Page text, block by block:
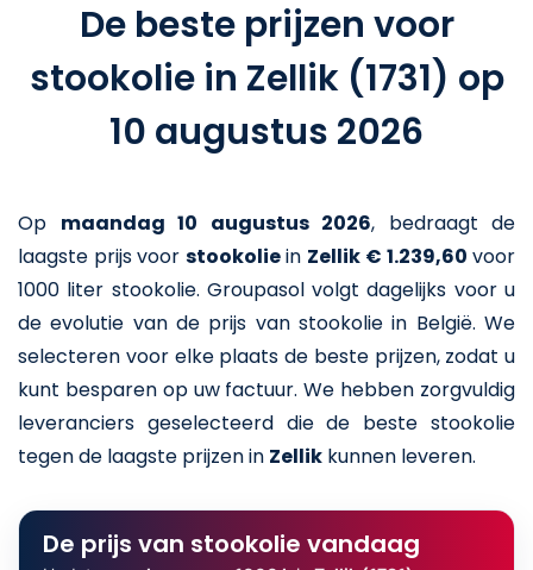
De beste prijzen voor
stookolie in Zellik (1731) op
10 augustus 2026
Op maandag 10 augustus 2026, bedraagt de
laagste prijs voor stookoliein Zellik € 1.239,60 voor
1000 liter stookolie. Groupasol volgt dagelijks voor u
de evolutie van de prijs van stookolie in België. We
selecteren voor elke plaats de beste prijzen, zodat u
kunt besparen op uw factuur. We hebben zorgvuldig
leveranciers geselecteerd die de beste stookolie
tegen de laagste prijzen in Zellik kunnen leveren.
De prijs van stookolie vandaag